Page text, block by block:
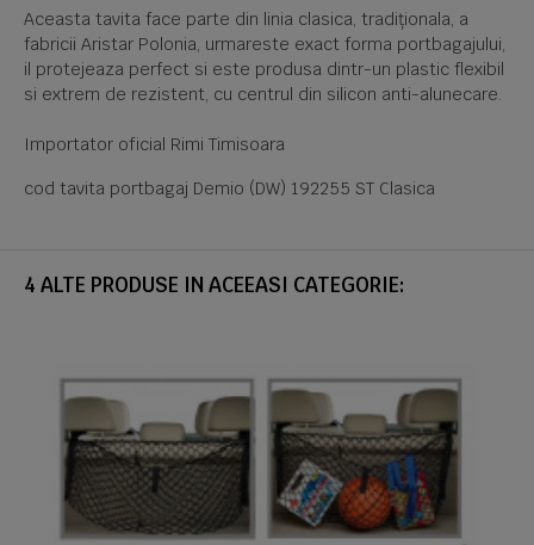
Aceasta tavita face parte din linia clasica, tradiționala, a
fabricii Aristar Polonia, urmareste exact forma portbagajului,
il protejeaza perfect si este produsa dintr-un plastic flexibil
si extrem de rezistent, cu centrul din silicon anti-alunecare.
Importator oficial Rimi Timisoara
cod tavita portbagaj Demio (DW) 192255 ST Clasica
4 ALTE PRODUSE IN ACEEASI CATEGORIE: